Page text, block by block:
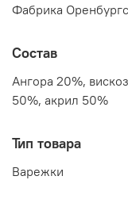
Фабрика
Состав
Ангора 20%,
50%, акрил 50%
Тип товара
Варежки